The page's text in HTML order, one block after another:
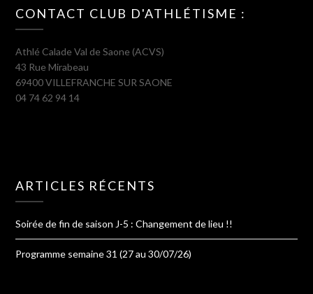
CONTACT CLUB D'ATHLÉTISME :
Athlé Calade Val de Saone (ACVS)
43 Rue Mirabeau
69400 VILLEFRANCHE SUR SAONE
04 74 62 94 14
ARTICLES RÉCENTS
Soirée de fin de saison J-5 : Changement de lieu !!
Programme semaine 31 (27 au 30/07/26)